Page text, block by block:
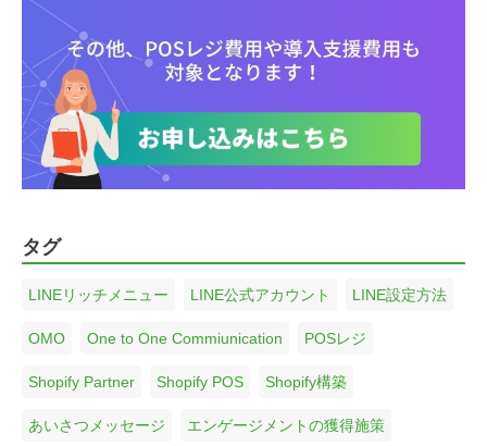
タグ
LINEリッチメニュー LINE公式アカウント LINE設定方法
OMO One to One Commiunication POSレジ
Shopify Partner Shopify POS Shopify構築
あいさつメッセージ エンゲージメントの獲得施策